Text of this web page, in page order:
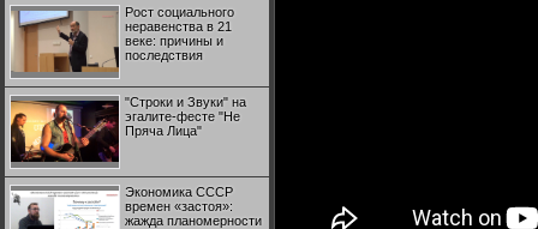
Рост социального
неравенства в 21
веке: причины и
последствия
"Строки и Звуки" на
эгалите-фесте "Не
Пряча Лица"
Экономика СССР
времен «застоя»:
жажда планомерности